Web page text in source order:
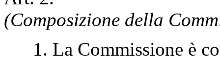
(Composizione della
1. La Commissione è